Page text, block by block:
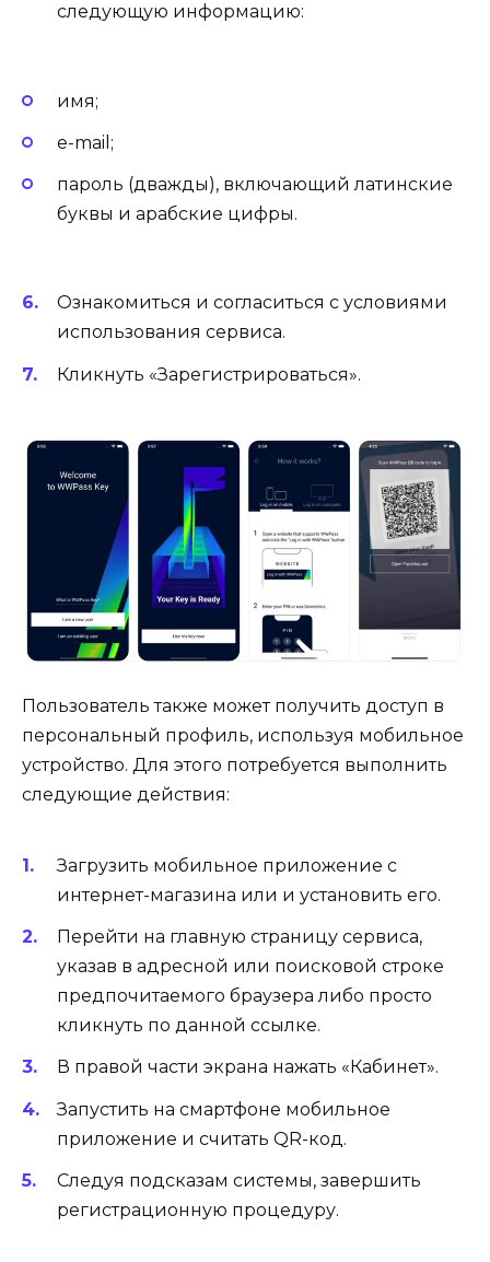
следующую информацию:
имя;
e-mail;
пароль (дважды), включающий латинские
буквы и арабские цифры.
Ознакомиться и согласиться с условиями
использования сервиса.
Кликнуть «Зарегистрироваться».
Пользователь также может получить доступ в
персональный профиль, используя мобильное
устройство. Для этого потребуется выполнить
следующие действия:
Загрузить мобильное приложение с
интернет-магазина или и установить его.
Перейти на главную страницу сервиса,
указав в адресной или поисковой строке
предпочитаемого браузера либо просто
кликнуть по данной ссылке.
В правой части экрана нажать «Кабинет».
Запустить на смартфоне мобильное
приложение и считать QR-код.
Следуя подсказам системы, завершить
регистрационную процедуру.